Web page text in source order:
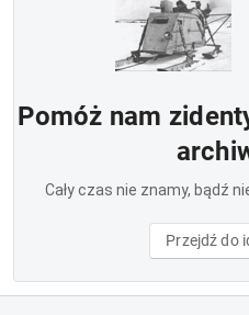
Pomóż nam
Cały czas nie znamy, bądź
Przejdź do